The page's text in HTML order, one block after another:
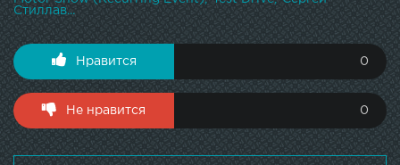
Стиллав...
Нравится 0
Не нравится 0